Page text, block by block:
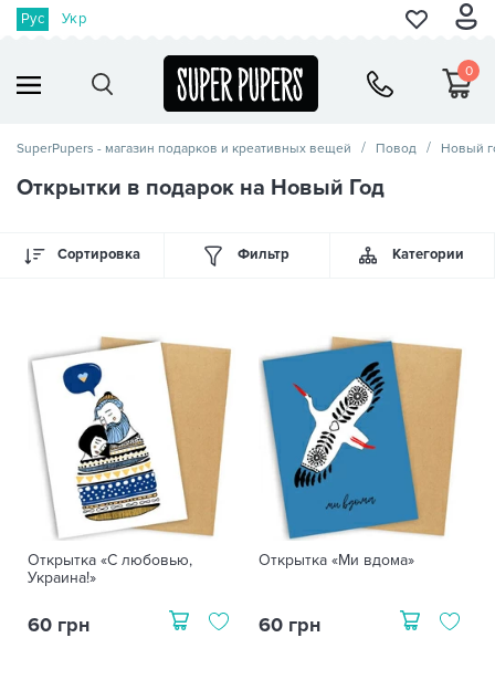
Рус Укр
0
SuperPupers - магазин подарков и креативных вещей Повод Новый
Открытки в подарок на Новый Год
Сортировка Фильтр Категории
Открытка «С любовью,
Украина!»
60 грн
Открытка «Ми вдома»
60 грн